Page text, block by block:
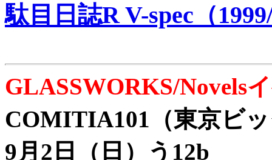
駄目日誌R V-spec（
GLASSWORKS/Novels
COMITIA101（東京ビ
9月2日（日）う12b